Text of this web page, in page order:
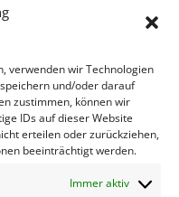
verwenden wir Technologien
und/oder darauf
zustimmen, können wir
IDs auf dieser Website
erteilen oder zurückziehen,
beeinträchtigt werden.
Immer aktiv
*